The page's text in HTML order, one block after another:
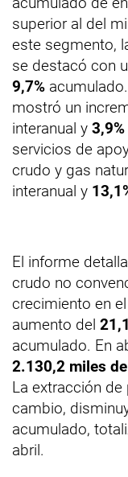
superior al del
este segmento,
se destacó con
9,7%
mostró un
interanual y 3,9%
servicios de
crudo y gas
interanual y
El informe
crudo no
crecimiento en
aumento del
acumulado. En
2.130,2 miles de
La extracción
cambio,
acumulado,
abril.